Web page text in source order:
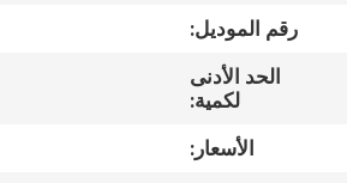
جولة
المصنع
رقم الموديل:
الحد الأدنى
لكمية:
الأسعار: